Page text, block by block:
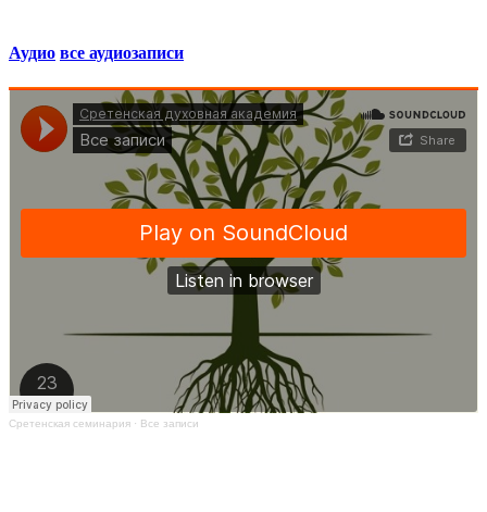
Аудио все аудиозаписи
Сретенская семинария · Все записи